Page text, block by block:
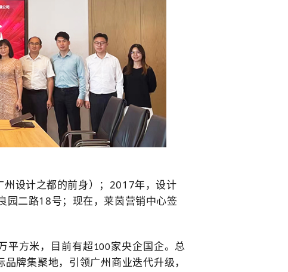
州设计之都的前身）； 2017年，设计
园二路18号；现在，莱茵营销中心签
平方米，目前有超100家央企国企。 总
牌集聚地，引领广州商业迭代升级，